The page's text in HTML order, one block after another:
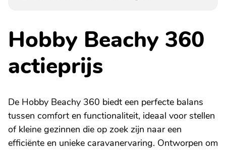
Hobby Beachy 360
actieprijs
De Hobby Beachy 360 biedt een perfecte balans
tussen comfort en functionaliteit, ideaal voor stellen
of kleine gezinnen die op zoek zijn naar een
efficiënte en unieke caravanervaring. Ontworpen om